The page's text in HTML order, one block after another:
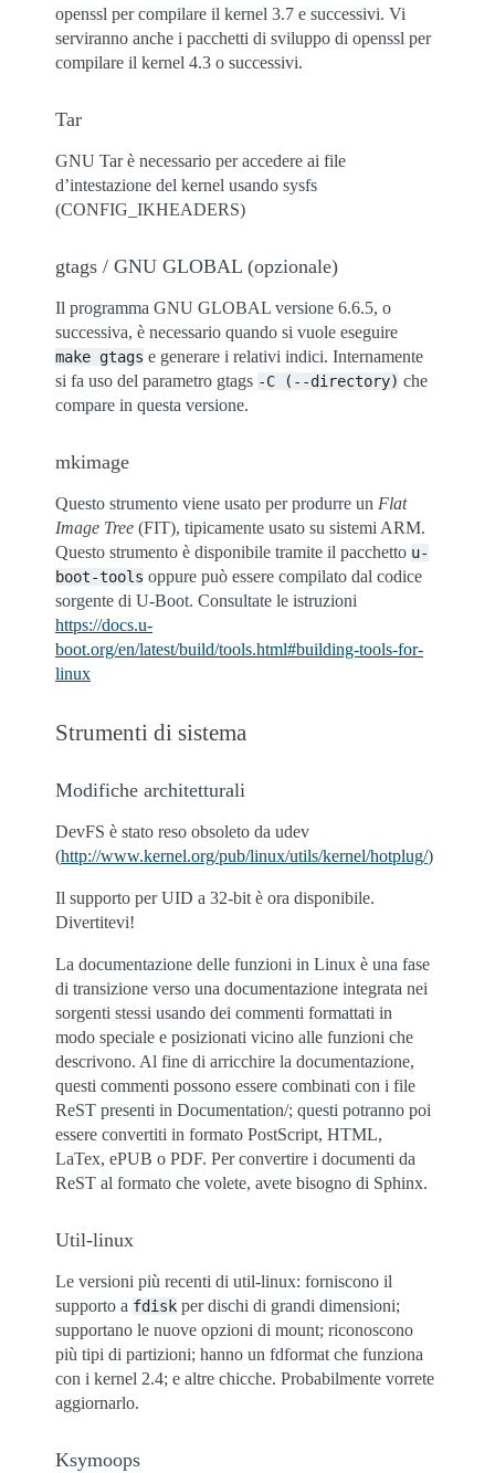
openssl per compilare il kernel 3.7 e successivi. Vi
serviranno anche i pacchetti di sviluppo di openssl per
compilare il kernel 4.3 o successivi.
Tar
GNU Tar è necessario per accedere ai file
d’intestazione del kernel usando sysfs
(CONFIG_IKHEADERS)
gtags / GNU GLOBAL (opzionale)
Il programma GNU GLOBAL versione 6.6.5, o
successiva, è necessario quando si vuole eseguire
make gtags e generare i relativi indici. Internamente
si fa uso del parametro gtags -C (--directory) che
compare in questa versione.
mkimage
Questo strumento viene usato per produrre un Flat
Image Tree (FIT), tipicamente usato su sistemi ARM.
Questo strumento è disponibile tramite il pacchetto u-
boot-tools oppure può essere compilato dal codice
sorgente di U-Boot. Consultate le istruzioni
https://docs.u-
boot.org/en/latest/build/tools.html#building-tools-for-
linux
Strumenti di sistema
Modifiche architetturali
DevFS è stato reso obsoleto da udev
(http://www.kernel.org/pub/linux/utils/kernel/hotplug/)
Il supporto per UID a 32-bit è ora disponibile.
Divertitevi!
La documentazione delle funzioni in Linux è una fase
di transizione verso una documentazione integrata nei
sorgenti stessi usando dei commenti formattati in
modo speciale e posizionati vicino alle funzioni che
descrivono. Al fine di arricchire la documentazione,
questi commenti possono essere combinati con i file
ReST presenti in Documentation/; questi potranno poi
essere convertiti in formato PostScript, HTML,
LaTex, ePUB o PDF. Per convertire i documenti da
ReST al formato che volete, avete bisogno di Sphinx.
Util-linux
Le versioni più recenti di util-linux: forniscono il
supporto a fdisk per dischi di grandi dimensioni;
supportano le nuove opzioni di mount; riconoscono
più tipi di partizioni; hanno un fdformat che funziona
con i kernel 2.4; e altre chicche. Probabilmente vorrete
aggiornarlo.
Ksymoops